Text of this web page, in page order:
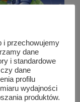
i przechowujemy
dane
i standardowe
dane
profilu
wydajności
produktów.